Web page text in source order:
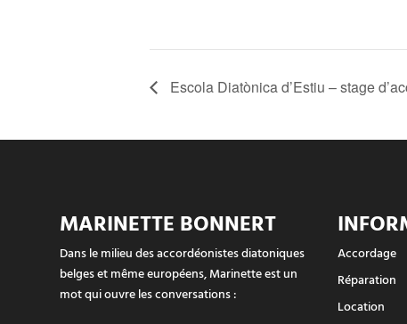
Escola Diatònica d’Estiu – stage
MARINETTE BONNERT
Dans le milieu des accordéonistes diatoniques
belges et même européens, Marinette est un
mot qui ouvre les conversations :
Accordage
Réparation
Location